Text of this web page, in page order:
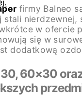
firmy Balneo
w ofercie
się w
dodatkową
60×30